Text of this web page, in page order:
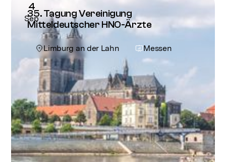
35. Tagung Vereinigung
Mitteldeutscher HNO-Ärzte
Limburg an der Lahn Messen
4
Sep